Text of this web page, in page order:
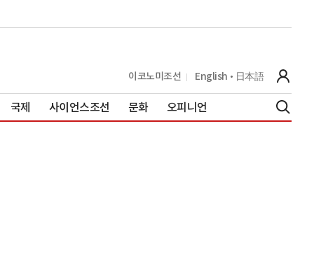
이코노미조선 English 日本語
국제 사이언스조선 문화 오피니언